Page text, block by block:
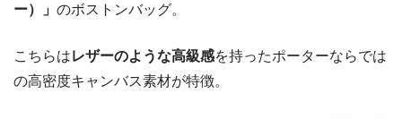
ー）」 のボストンバッグ。
こちらはレザーのような高級感を持ったポーターならでは
の高密度キャンバス素材が特徴。